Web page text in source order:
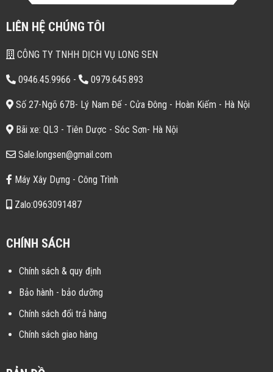
LIÊN HỆ CHÚNG TÔI
CÔNG TY TNHH DỊCH VỤ LONG SEN
0946.45.9966 - 0979.645.893
Số 27-Ngõ 67B- Lý Nam Đế - Cửa Đông - Hoàn Kiếm - Hà Nội
Bãi xe: QL3 - Tiên Dược - Sóc Sơn- Hà Nội
Sale.longsen@gmail.com
Máy Xây Dựng - Công Trình
Zalo:0963091487
CHÍNH SÁCH
Chính sách & quy định
Bảo hành - bảo dưỡng
Chính sách đổi trả hàng
Chính sách giao hàng